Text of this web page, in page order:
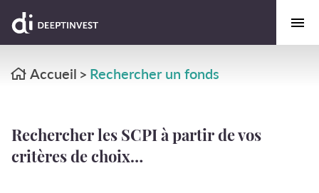
Accueil > Rechercher un fonds
Rechercher les SCPI à partir de vos
critères de choix…